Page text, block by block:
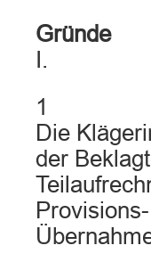
Gründe
I.
1
Die
der